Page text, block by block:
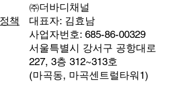
책
㈜더바디채널
대표자: 김효남
사업자번호: 685-86-00329
서울특별시 강서구 공항대로
227, 3층 312~313호
(마곡동, 마곡센트럴타워1)